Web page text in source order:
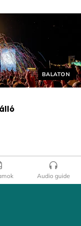
Helyszín
BALATON
Audio guide